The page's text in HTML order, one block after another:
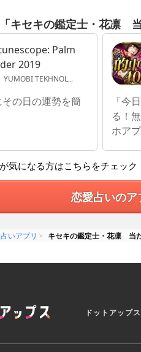
「キセキの鑑定士・花凛
Palm
2019
YUMOBI TEKHNOLODZHI, OOO
の日の運勢を簡
「今
る！
ホア
気になる方はこちらをチェック
恋愛占いのア
いアプリ
キセキの鑑定士・花凛 当
ドットアップ